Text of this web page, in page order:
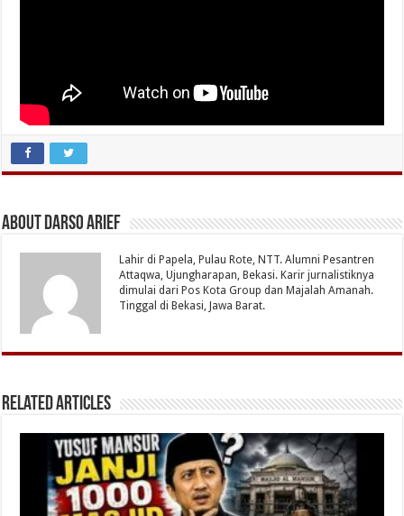
About Darso Arief
Lahir di Papela, Pulau Rote, NTT. Alumni Pesantren
Attaqwa, Ujungharapan, Bekasi. Karir jurnalistiknya
dimulai dari Pos Kota Group dan Majalah Amanah.
Tinggal di Bekasi, Jawa Barat.
Related Articles